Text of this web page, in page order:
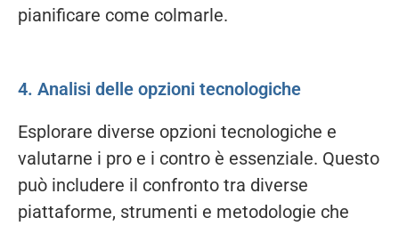
pianificare come colmarle.
4. Analisi delle opzioni tecnologiche
Esplorare diverse opzioni tecnologiche e
valutarne i pro e i contro è essenziale. Questo
può includere il confronto tra diverse
piattaforme, strumenti e metodologie che